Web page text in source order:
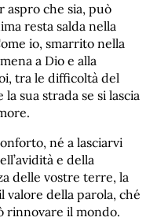
aspro che sia, può
resta salda nella
io, smarrito nella
a Dio e alla
tra le difficoltà del
sua strada se si lascia
né a lasciarvi
e della
delle vostre terre, la
valore della parola, ché
rinnovare il mondo.